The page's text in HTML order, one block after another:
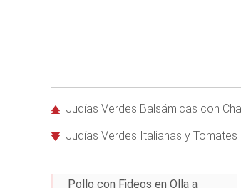
Judías Verdes Balsámicas con
Judías Verdes Italianas y
Pollo con Fideos en Olla a